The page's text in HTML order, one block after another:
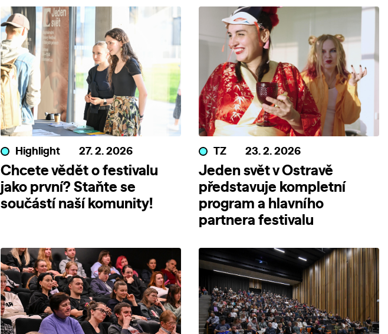
Highlight 27. 2. 2026
Chcete vědět o festivalu
jako první? Staňte se
součástí naší komunity!
TZ 23. 2. 2026
Jeden svět v Ostravě
představuje kompletní
program a hlavního
partnera festivalu